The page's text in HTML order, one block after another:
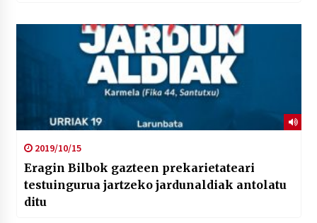
2019/10/15
Eragin Bilbok gazteen prekarietateari
testuingurua jartzeko jardunaldiak antolatu
ditu